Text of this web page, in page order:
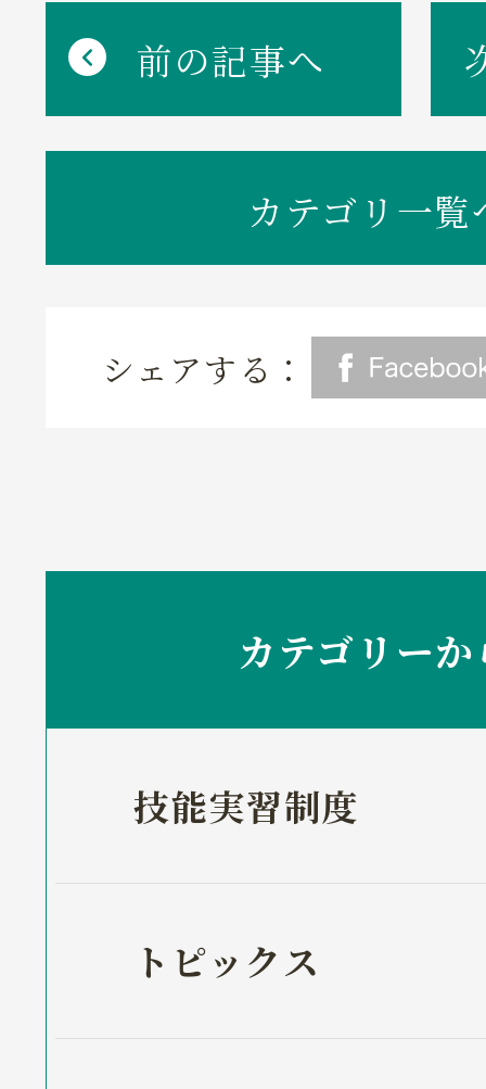
前の記事へ
カテゴリ一覧
シェアする：
カテゴリー
技能実習制度
トピックス